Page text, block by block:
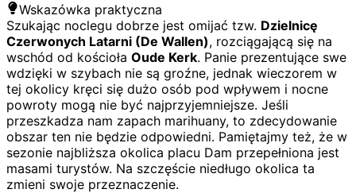
Wskazówka praktyczna
Szukając noclegu dobrze jest omijać tzw. Dzielnicę
Czerwonych Latarni (De Wallen), rozciągającą się na
wschód od kościoła Oude Kerk. Panie prezentujące swe
wdzięki w szybach nie są groźne, jednak wieczorem w
tej okolicy kręci się dużo osób pod wpływem i nocne
powroty mogą nie być najprzyjemniejsze. Jeśli
przeszkadza nam zapach marihuany, to zdecydowanie
obszar ten nie będzie odpowiedni. Pamiętajmy też, że w
sezonie najbliższa okolica placu Dam przepełniona jest
masami turystów. Na szczęście niedługo okolica ta
zmieni swoje przeznaczenie.